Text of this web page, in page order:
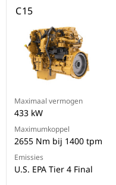
C15
Maximaal vermogen
433 kW
Maximumkoppel
2655 Nm bij 1400 tpm
Emissies
U.S. EPA Tier 4 Final